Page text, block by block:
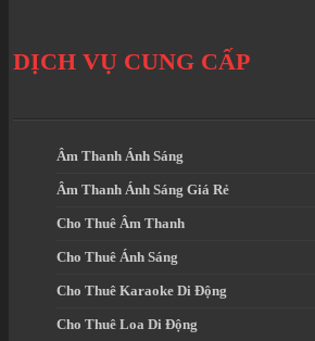
DỊCH VỤ CUNG CẤP
Âm Thanh Ánh Sáng
Âm Thanh Ánh Sáng Giá Rẻ
Cho Thuê Âm Thanh
Cho Thuê Ánh Sáng
Cho Thuê Karaoke Di Động
Cho Thuê Loa Di Động